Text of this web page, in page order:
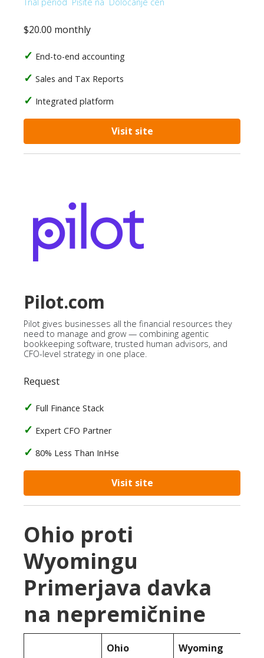
$20.00 monthly
End-to-end accounting
Sales and Tax Reports
Integrated platform
Visit site
Pilot.com
Pilot gives businesses all the financial resources they
need to manage and grow — combining agentic
bookkeeping software, trusted human advisors, and
CFO-level strategy in one place.
Request
Full Finance Stack
Expert CFO Partner
80% Less Than InHse
Visit site
Ohio proti
Wyomingu
Primerjava davka
na nepremičnine
Ohio Wyoming